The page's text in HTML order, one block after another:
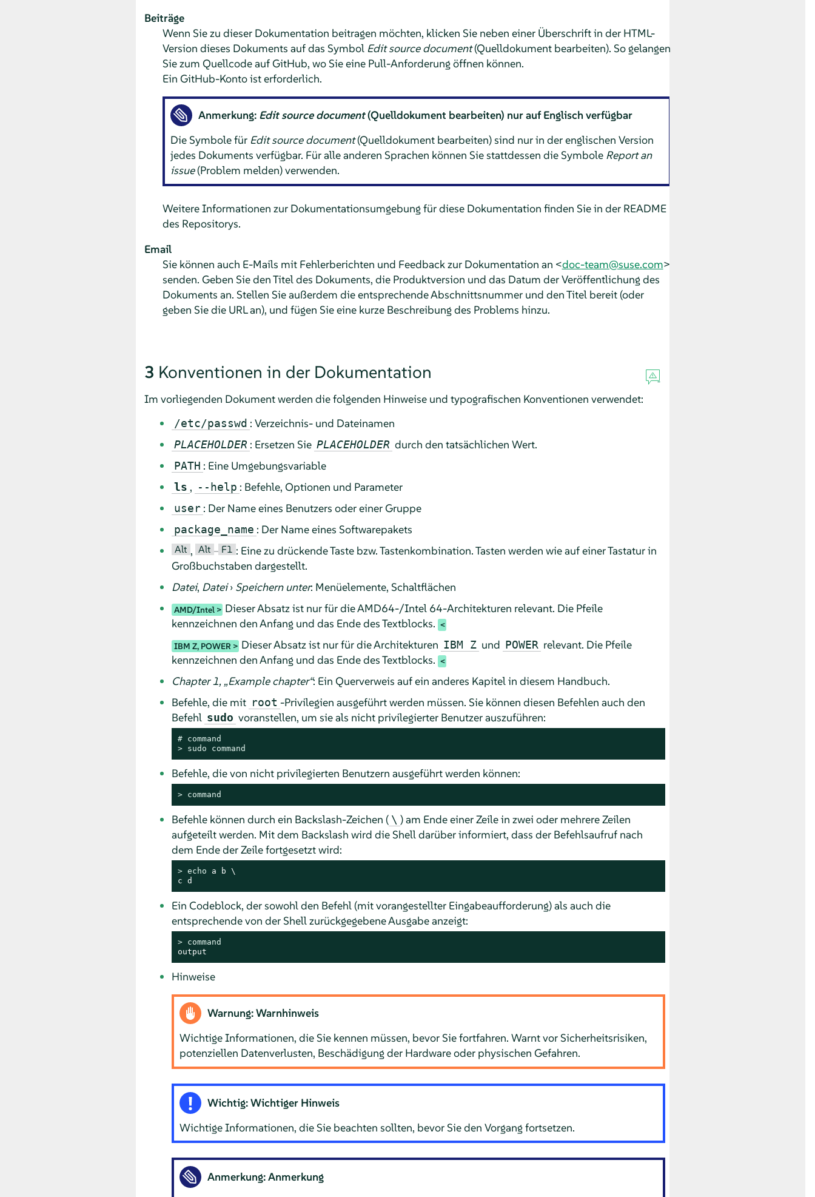
Beiträge
Wenn Sie zu dieser Dokumentation beitragen möchten, klicken Sie neben einer Überschrift in der HTML-
Version dieses Dokuments auf das Symbol Edit source document(Quelldokument bearbeiten). So gelangen
Sie zum Quellcode auf GitHub, wo Sie eine Pull-Anforderung öffnen können.
Ein GitHub-Konto ist erforderlich.
Anmerkung: Edit source document(Quelldokument bearbeiten) nur auf Englisch verfügbar
Die Symbole für Edit source document(Quelldokument bearbeiten) sind nur in der englischen Version
jedes Dokuments verfügbar. Für alle anderen Sprachen können Sie stattdessen die Symbole Report an
issue(Problem melden) verwenden.
Weitere Informationen zur Dokumentationsumgebung für diese Dokumentation finden Sie in der README
des Repositorys.
Email
Sie können auch E-Mails mit Fehlerberichten und Feedback zur Dokumentation an <doc-team@suse.com>
senden. Geben Sie den Titel des Dokuments, die Produktversion und das Datum der Veröffentlichung des
Dokuments an. Stellen Sie außerdem die entsprechende Abschnittsnummer und den Titel bereit (oder
geben Sie die URL an), und fügen Sie eine kurze Beschreibung des Problems hinzu.
3 Konventionen in der Dokumentation
Im vorliegenden Dokument werden die folgenden Hinweise und typografischen Konventionen verwendet:
/etc/passwd : Verzeichnis- und Dateinamen
PLACEHOLDER : Ersetzen Sie PLACEHOLDER durch den tatsächlichen Wert.
PATH : Eine Umgebungsvariable
ls , --help : Befehle, Optionen und Parameter
user : Der Name eines Benutzers oder einer Gruppe
package_name : Der Name eines Softwarepakets
Alt , Alt – F1 : Eine zu drückende Taste bzw. Tastenkombination. Tasten werden wie auf einer Tastatur in
Großbuchstaben dargestellt.
Datei, Datei› Speichern unter: Menüelemente, Schaltflächen
AMD/Intel
Dieser Absatz ist nur für die AMD64-/Intel 64-Architekturen relevant. Die Pfeile
kennzeichnen den Anfang und das Ende des Textblocks.
IBM Z, POWER Dieser Absatz ist nur für die Architekturen IBM Z und POWER relevant. Die Pfeile
kennzeichnen den Anfang und das Ende des Textblocks.
Chapter 1, „Example chapter“: Ein Querverweis auf ein anderes Kapitel in diesem Handbuch.
Befehle, die mit root -Privilegien ausgeführt werden müssen. Sie können diesen Befehlen auch den
Befehl sudo voranstellen, um sie als nicht privilegierter Benutzer auszuführen:
# command
> sudo command
Befehle, die von nicht privilegierten Benutzern ausgeführt werden können:
> command
Befehle können durch ein Backslash-Zeichen ( \ ) am Ende einer Zeile in zwei oder mehrere Zeilen
aufgeteilt werden. Mit dem Backslash wird die Shell darüber informiert, dass der Befehlsaufruf nach
dem Ende der Zeile fortgesetzt wird:
> echo a b \
c d
Ein Codeblock, der sowohl den Befehl (mit vorangestellter Eingabeaufforderung) als auch die
entsprechende von der Shell zurückgegebene Ausgabe anzeigt:
> command
output
Hinweise
Warnung: Warnhinweis
Wichtige Informationen, die Sie kennen müssen, bevor Sie fortfahren. Warnt vor Sicherheitsrisiken,
potenziellen Datenverlusten, Beschädigung der Hardware oder physischen Gefahren.
Wichtig: Wichtiger Hinweis
Wichtige Informationen, die Sie beachten sollten, bevor Sie den Vorgang fortsetzen.
Anmerkung: Anmerkung